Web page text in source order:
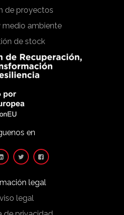
de proyectos
medio ambiente
de stock
en
legal
legal